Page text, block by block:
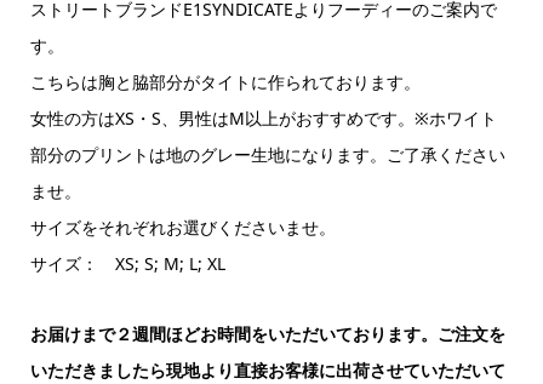
ストリートブランドE1SYNDICATEよりフーディーのご案内で
す。
こちらは胸と脇部分がタイトに作られております。
女性の方はXS・S、男性はM以上がおすすめです。※ホワイト
部分のプリントは地のグレー生地になります。ご了承ください
ませ。
サイズをそれぞれお選びくださいませ。
サイズ： XS; S; M; L; XL
お届けまで２週間ほどお時間をいただいております。ご注文を
いただきましたら現地より直接お客様に出荷させていただいて